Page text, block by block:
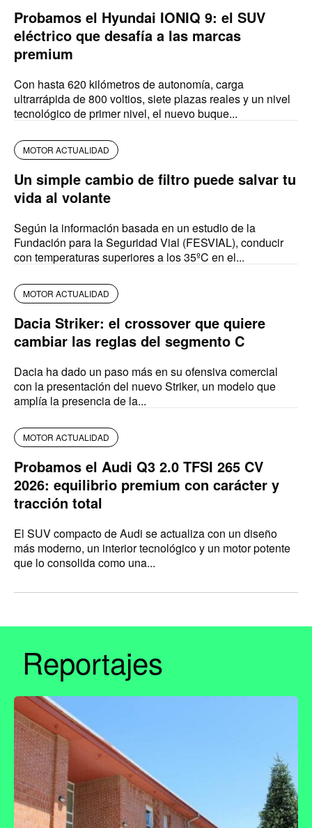
Probamos el Hyundai IONIQ 9: el SUV
eléctrico que desafía a las marcas
premium
Con hasta 620 kilómetros de autonomía, carga
ultrarrápida de 800 voltios, siete plazas reales y un nivel
tecnológico de primer nivel, el nuevo buque...
MOTOR ACTUALIDAD
Un simple cambio de filtro puede salvar tu
vida al volante
Según la información basada en un estudio de la
Fundación para la Seguridad Vial (FESVIAL), conducir
con temperaturas superiores a los 35ºC en el...
MOTOR ACTUALIDAD
Dacia Striker: el crossover que quiere
cambiar las reglas del segmento C
Dacia ha dado un paso más en su ofensiva comercial
con la presentación del nuevo Striker, un modelo que
amplía la presencia de la...
MOTOR ACTUALIDAD
Probamos el Audi Q3 2.0 TFSI 265 CV
2026: equilibrio premium con carácter y
tracción total
El SUV compacto de Audi se actualiza con un diseño
más moderno, un interior tecnológico y un motor potente
que lo consolida como una...
Reportajes